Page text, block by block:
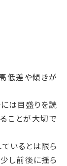
低差や傾きが
は目盛りを読
ことが大切で
いるとは限ら
し前後に揺ら